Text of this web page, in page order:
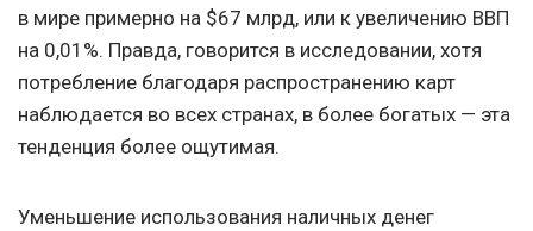
в мире примерно на $67 млрд, или к увеличению ВВП
на 0,01%. Правда, говорится в исследовании, хотя
потребление благодаря распространению карт
наблюдается во всех странах, в более богатых — эта
тенденция более ощутимая.
Уменьшение использования наличных денег